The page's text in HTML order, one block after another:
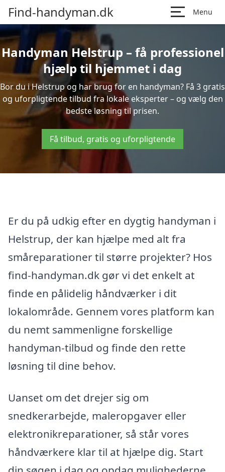
Find-handyman.dk Menu
Handyman Helstrup – få professionel
hjælp til hjemmet i dag
Bor du i Helstrup og har brug for en handyman? Få 3 gratis
og uforpligtende tilbud fra lokale eksperter – og vælg den
bedste løsning til prisen.
Få tilbud, gratis og uforpligtende
Er du på udkig efter en dygtig handyman i
Helstrup, der kan hjælpe med alt fra
småreparationer til større projekter? Hos
find-handyman.dk gør vi det enkelt at
finde en pålidelig håndværker i dit
lokalområde. Gennem vores platform kan
du nemt sammenligne forskellige
handyman-tilbud og finde den rette
løsning til dine behov.
Uanset om det drejer sig om
snedkerarbejde, maleropgaver eller
elektronikreparationer, så står vores
håndværkere klar til at hjælpe dig. Start